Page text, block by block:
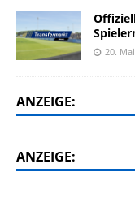
20.
ANZEIGE:
ANZEIGE: